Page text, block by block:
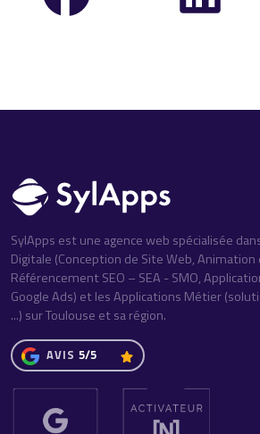
SylApps est une agence web spécialisée
Digitale (Conception de Site Web, Animation
Référencement SEO – SEA - SMO,
Google Ads) et les Applications Métier
...) sur Toulouse et sa région.
AVIS 5/5